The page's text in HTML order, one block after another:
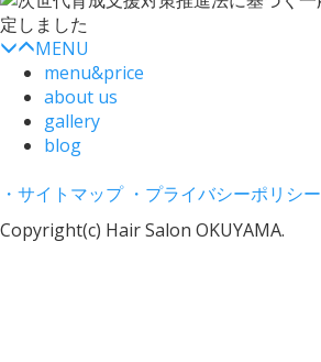
MENU
menu&price
about us
gallery
blog
・サイトマップ ・プライバシーポリシー
Copyright(c) Hair Salon OKUYAMA.